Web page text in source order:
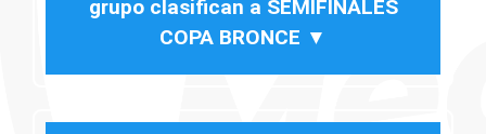
grupo clasifican a SEMIFINALES
COPA BRONCE ▼